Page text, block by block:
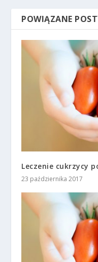
POWIĄZANE
Leczenie cukrzycy
23 października 2017